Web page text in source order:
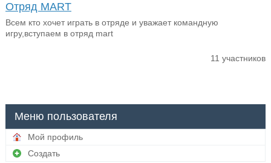
Отряд MART
Всем кто хочет играть в отряде и уважает командную
игру,вступаем в отряд mart
11 участников
Меню пользователя
Мой профиль
Создать